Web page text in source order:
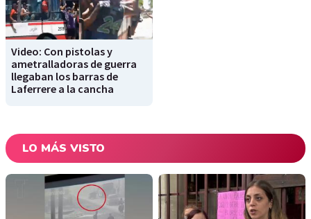
Video: Con pistolas y
ametralladoras de guerra
llegaban los barras de
Laferrere a la cancha
LO MÁS VISTO